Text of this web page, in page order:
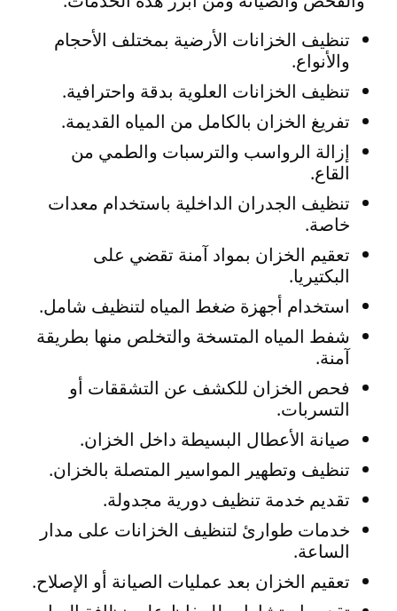
تنظيف الخزانات الأرضية بمختلف الأحجام
والأنواع.
تنظيف الخزانات العلوية بدقة واحترافية.
تفريغ الخزان بالكامل من المياه القديمة.
إزالة الرواسب والترسبات والطمي من
القاع.
تنظيف الجدران الداخلية باستخدام معدات
خاصة.
تعقيم الخزان بمواد آمنة تقضي على
البكتيريا.
استخدام أجهزة ضغط المياه لتنظيف شامل.
شفط المياه المتسخة والتخلص منها بطريقة
آمنة.
فحص الخزان للكشف عن التشققات أو
التسربات.
صيانة الأعطال البسيطة داخل الخزان.
تنظيف وتطهير المواسير المتصلة بالخزان.
تقديم خدمة تنظيف دورية مجدولة.
خدمات طوارئ لتنظيف الخزانات على مدار
الساعة.
تعقيم الخزان بعد عمليات الصيانة أو الإصلاح.